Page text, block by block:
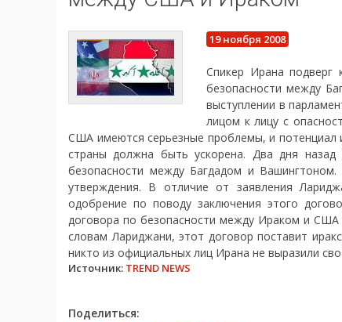
19 ноября 2008
Спикер Ирана подверг
безопасности между
выступлении в
лицом к лицу с
США имеются серьезные проблемы, и потенциал
страны должна быть ускорена. Два дня
безопасности между Багдадом и
утверждения. В отличие от заявления
одобрение по поводу заключения этого
договора по безопасности между Ираком и
словам Лариджани, этот договор поставит
никто из официальных лиц Ирана не выразили
Источник: TREND NEWS
Поделиться: